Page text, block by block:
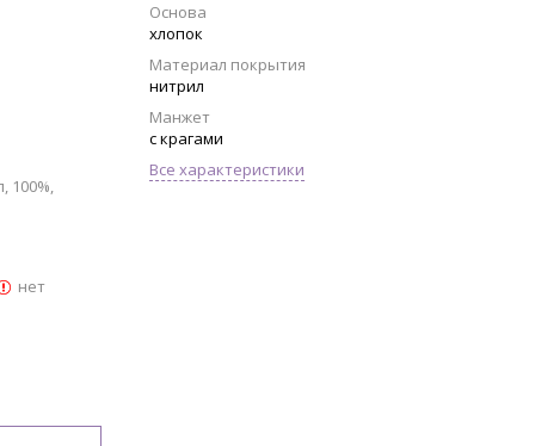
Основа
хлопок
Материал покрытия
нитрил
Манжет
с крагами
Все характеристики
100%,
нет